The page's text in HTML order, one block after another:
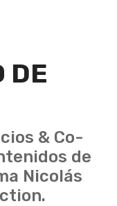
DE
& Co-
de
Nicolás